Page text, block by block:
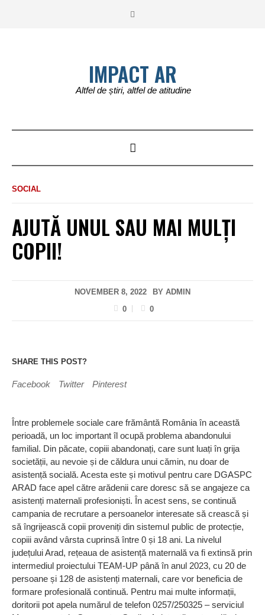
IMPACT AR
Altfel de știri, altfel de atitudine
SOCIAL
AJUTĂ UNUL SAU MAI MULȚI
COPII!
NOVEMBER 8, 2022 BY ADMIN
0
0
SHARE THIS POST?
Facebook Twitter Pinterest
Între problemele sociale care frământă România în această
perioadă, un loc important îl ocupă problema abandonului
familial. Din păcate, copiii abandonați, care sunt luați în grija
societății, au nevoie și de căldura unui cămin, nu doar de
asistență socială. Acesta este și motivul pentru care DGASPC
ARAD face apel către arădenii care doresc să se angajeze ca
asistenți maternali profesioniști. În acest sens, se continuă
campania de recrutare a persoanelor interesate să crească și
să îngrijească copii proveniți din sistemul public de protecție,
copiii având vârsta cuprinsă între 0 și 18 ani. La nivelul
județului Arad, rețeaua de asistență maternală va fi extinsă prin
intermediul proiectului TEAM-UP până în anul 2023, cu 20 de
persoane și 128 de asistenți maternali, care vor beneficia de
formare profesională continuă. Pentru mai multe informații,
doritorii pot apela numărul de telefon 0257/250325 – serviciul